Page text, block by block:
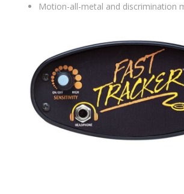
Motion-all-metal and discrimination